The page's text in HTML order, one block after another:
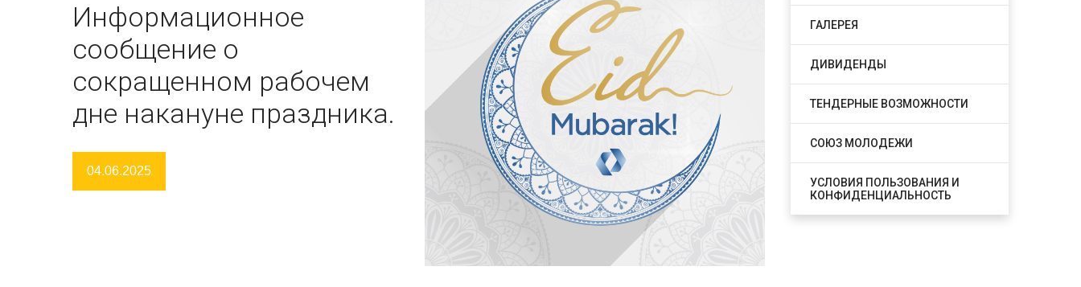
Информационное
сообщение о
сокращенном рабочем
дне накануне праздника.
04.06.2025
ГАЛЕРЕЯ
ДИВИДЕНДЫ
ТЕНДЕРНЫЕ ВОЗМОЖНОСТИ
СОЮЗ МОЛОДЕЖИ
УСЛОВИЯ ПОЛЬЗОВАНИЯ И
КОНФИДЕНЦИАЛЬНОСТЬ